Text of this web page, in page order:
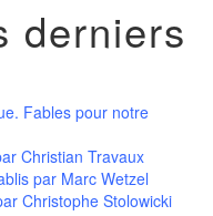
derniers
Fables pour notre
Christian Travaux
par Marc Wetzel
Christophe Stolowicki